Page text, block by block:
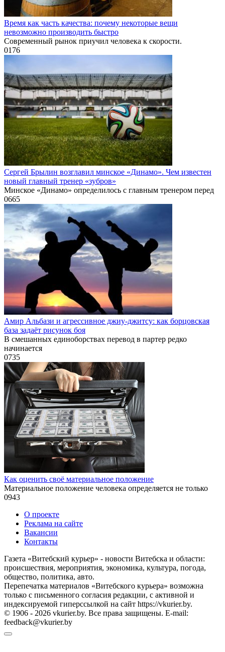
Время как часть качества: почему некоторые вещи
невозможно производить быстро
Современный рынок приучил человека к скорости.
0176
Сергей Брылин возглавил минское «Динамо». Чем известен
новый главный тренер «зубров»
Минское «Динамо» определилось с главным тренером перед
0665
Амир Альбази и агрессивное джиу-джитсу: как борцовская
база задаёт рисунок боя
В смешанных единоборствах перевод в партер редко
начинается
0735
Как оценить своё материальное положение
Материальное положение человека определяется не только
0943
О проекте
Реклама на сайте
Вакансии
Контакты
Газета «Витебский курьер» - новости Витебска и области:
происшествия, мероприятия, экономика, культура, погода,
общество, политика, авто.
Перепечатка материалов «Витебского курьера» возможна
только с письменного согласия редакции, с активной и
индексируемой гиперссылкой на сайт https://vkurier.by.
© 1906 - 2026 vkurier.by. Все права защищены. E-mail:
feedback@vkurier.by